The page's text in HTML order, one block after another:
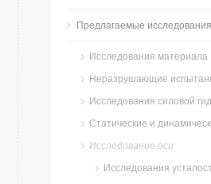
Предлагаемые исследования
Исследования материала
Неразрушающие
Исследования силовой
Статические и
Исследование оси
Исследования